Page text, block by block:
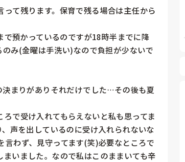
て残ります。保育で残る場合は主任から
預かっているのですが18時半までに降
み(金曜は手洗い)なので負担が少ないで
まりがありそれだけでした…その後も夏
で受け入れてもらえないと私も思ってま
声を出しているのに受け入れられないな
わず、見守ってます(笑)必要なところで
いました。なので私はこのままいても辛